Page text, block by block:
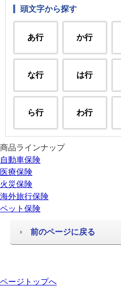
頭文字から探す
あ行 か行
な行 は行
ら行 わ行
商品ラインナップ
自動車保険
医療保険
火災保険
海外旅行保険
ペット保険
前のページに戻る
ページトップへ